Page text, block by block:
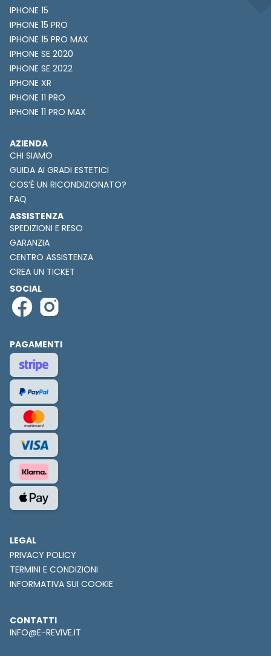
IPHONE 15
IPHONE 15 PRO
IPHONE 15 PRO MAX
IPHONE SE 2020
IPHONE SE 2022
IPHONE XR
IPHONE 11 PRO
IPHONE 11 PRO MAX
AZIENDA
CHI SIAMO
GUIDA AI GRADI ESTETICI
COS’È UN RICONDIZIONATO?
FAQ
ASSISTENZA
SPEDIZIONI E RESO
GARANZIA
CENTRO ASSISTENZA
CREA UN TICKET
SOCIAL
PAGAMENTI
LEGAL
PRIVACY POLICY
TERMINI E CONDIZIONI
INFORMATIVA SUI COOKIE
CONTATTI
INFO@E-REVIVE.IT